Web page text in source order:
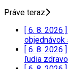
Práve teraz
[ 6. 8. 2026 ]
objednávok
[ 6. 8. 2026 ]
ľudia